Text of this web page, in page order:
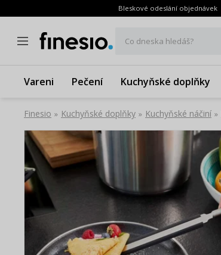
Bleskové odeslání objednávek
Co dneska hledáš?
Vareni Pečení Kuchyňské doplňky
Finesio » Kuchyňské doplňky » Kuchyňské náčiní »